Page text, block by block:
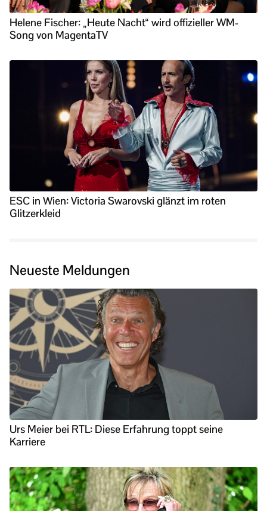
Helene Fischer: „Heute Nacht“ wird offizieller WM-
Song von MagentaTV
ESC in Wien: Victoria Swarovski glänzt im roten
Glitzerkleid
Neueste Meldungen
Urs Meier bei RTL: Diese Erfahrung toppt seine
Karriere